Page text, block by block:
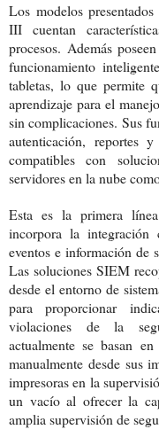
Los modelos
III cuentan
procesos. Además
funcionamiento
tabletas, lo que permite
aprendizaje para el
sin complicaciones. Sus
autenticación, reportes
compatibles con
servidores en la nube
Esta es la primera
incorpora la integración
eventos e información de
Las soluciones SIEM
desde el entorno de
para proporcionar
violaciones de la
actualmente se basan
manualmente desde sus
impresoras en la
un vacío al ofrecer la
amplia supervisión de